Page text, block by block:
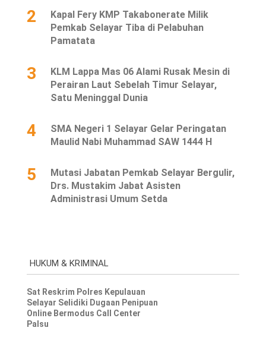
2
Kapal Fery KMP Takabonerate Milik
Pemkab Selayar Tiba di Pelabuhan
Pamatata
3
KLM Lappa Mas 06 Alami Rusak Mesin di
Perairan Laut Sebelah Timur Selayar,
Satu Meninggal Dunia
4
SMA Negeri 1 Selayar Gelar Peringatan
Maulid Nabi Muhammad SAW 1444 H
5
Mutasi Jabatan Pemkab Selayar Bergulir,
Drs. Mustakim Jabat Asisten
Administrasi Umum Setda
HUKUM & KRIMINAL
Sat Reskrim Polres Kepulauan
Selayar Selidiki Dugaan Penipuan
Online Bermodus Call Center
Palsu